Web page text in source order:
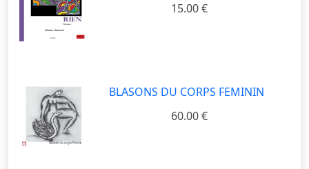
15.00 €
BLASONS DU CORPS FEMININ
60.00 €